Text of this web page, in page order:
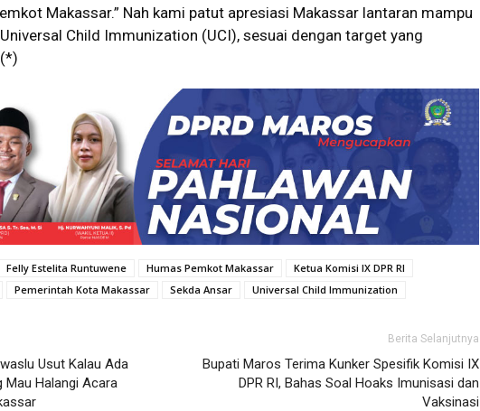
Makassar.” Nah kami patut apresiasi Makassar lantaran mampu
Child Immunization (UCI), sesuai dengan target yang
Felly Estelita Runtuwene Humas Pemkot Makassar
Ketua Komisi IX DPR RI
Pemerintah Kota Makassar Sekda Ansar Universal Child Immunization
Usut Kalau Ada
Mau Halangi Acara
Berita Selanjutnya
Bupati Maros Terima Kunker Spesifik Komisi IX
DPR RI, Bahas Soal Hoaks Imunisasi dan
Vaksinasi